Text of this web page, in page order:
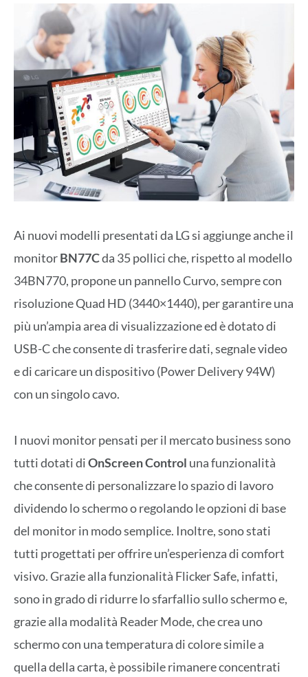
Ai nuovi modelli presentati da LG si aggiunge anche il
monitorBN77Cda 35 pollici che, rispetto al modello
34BN770, propone un pannello Curvo, sempre con
risoluzione Quad HD (3440×1440), per garantire una
più un’ampia area di visualizzazione ed è dotato di
USB-C che consente di trasferire dati, segnale video
e di caricare un dispositivo (Power Delivery 94W)
con un singolo cavo.
I nuovi monitor pensati per il mercato business sono
tutti dotati diOnScreen Control una funzionalità
che consente di personalizzare lo spazio di lavoro
dividendo lo schermo o regolando le opzioni di base
del monitor in modo semplice. Inoltre, sono stati
tutti progettati per offrire un’esperienza di comfort
visivo. Grazie alla funzionalità Flicker Safe, infatti,
sono in grado di ridurre lo sfarfallio sullo schermo e,
grazie alla modalità Reader Mode, che crea uno
schermo con una temperatura di colore simile a
quella della carta, è possibile rimanere concentrati